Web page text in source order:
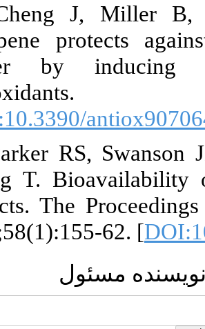
46. Cheng J,
Lycopene protects
cancer by
[DOI:10.3390/
47. Parker RS,
Huang T.
subjects. The
1999;58(1):155-62. [
مسئول